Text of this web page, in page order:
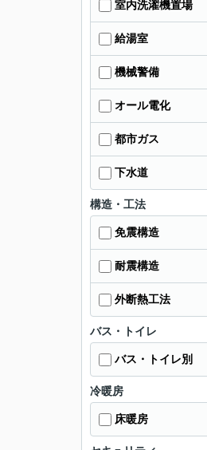
室内洗濯機置場
給湯室
機械警備
オール電化
都市ガス
下水道
構造・工法
免震構造
耐震構造
外断熱工法
バス・トイレ
バス・トイレ別
冷暖房
床暖房